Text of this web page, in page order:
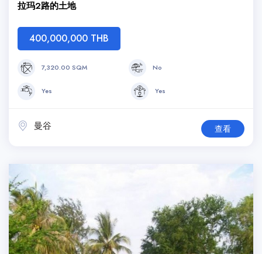
拉玛2路的土地
400,000,000 THB
7,320.00 SQM No
Yes Yes
曼谷 查看